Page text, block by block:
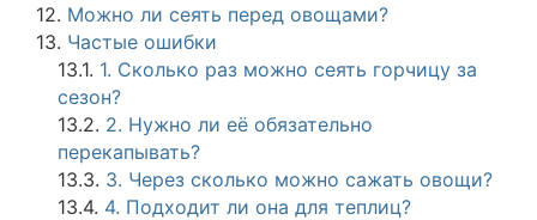
12. Можно ли сеять перед овощами?
13. Частые ошибки
13.1. 1. Сколько раз можно сеять горчицу за
сезон?
13.2. 2. Нужно ли её обязательно
перекапывать?
13.3. 3. Через сколько можно сажать овощи?
13.4. 4. Подходит ли она для теплиц?